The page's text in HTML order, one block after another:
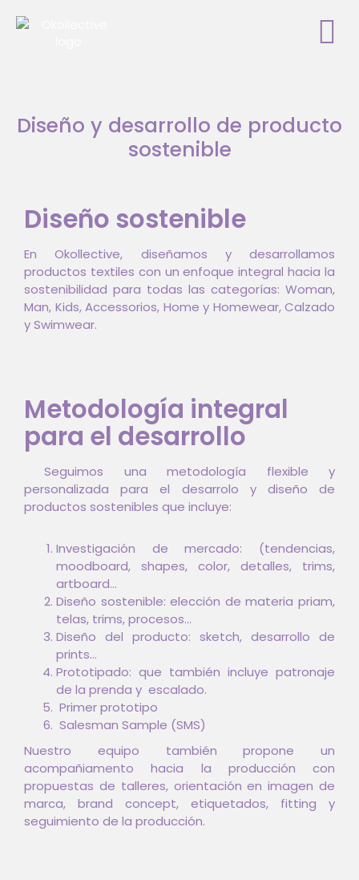
Diseño y desarrollo de producto
sostenible
Diseño sostenible
En Okollective, diseñamos y desarrollamos
productos textiles con un enfoque integral hacia la
sostenibilidad para todas las categorías: Woman,
Man, Kids, Accessorios, Home y Homewear, Calzado
y Swimwear.
Metodología integral
para el desarrollo
Seguimos una metodología flexible y
personalizada para el desarrolo y diseño de
productos sostenibles que incluye:
Investigación de mercado: (tendencias,
moodboard, shapes, color, detalles, trims,
artboard…
Diseño sostenible: elección de materia priam,
telas, trims, procesos…
Diseño del producto: sketch, desarrollo de
prints…
Prototipado: que también incluye patronaje
de la prenda y escalado.
Primer prototipo
Salesman Sample (SMS)
Nuestro equipo también propone un
acompañiamento hacia la producción con
propuestas de talleres, orientación en imagen de
marca, brand concept, etiquetados, fitting y
seguimiento de la producción.